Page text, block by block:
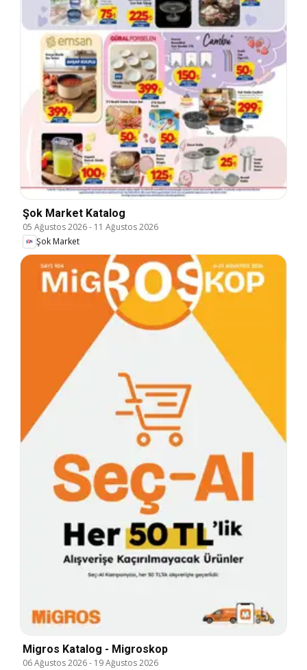
Şok Market Katalog
05 Ağustos 2026- 11 Ağustos 2026
Şok Market
Migros Katalog - Migroskop
06 Ağustos 2026- 19 Ağustos 2026